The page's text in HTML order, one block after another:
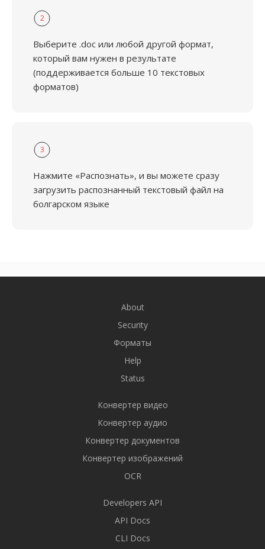
2
Выберите .doc или любой другой формат,
который вам нужен в результате
(поддерживается больше 10 текстовых
форматов)
3
Нажмите «Распознать», и вы можете сразу
загрузить распознанный текстовый файл на
болгарском языке
About
Security
Форматы
Help
Status
Конвертер видео
Конвертер аудио
Конвертер документов
Конвертер изображений
OCR
Developers API
API Docs
CLI Docs